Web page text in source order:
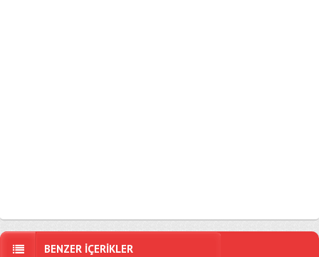
BENZER İÇERİKLER